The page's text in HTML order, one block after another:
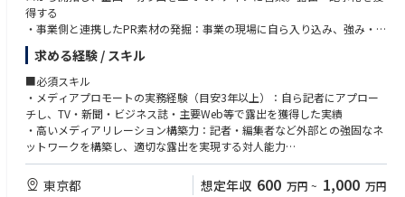
他社が企画制作、運用していたInstagramアカウントの改善。Z世代へのリ
ーチを狙い、若い女性が暮らしの中でニチレイフーズの製品を喫食するシ
ーンを投稿していたが、フォロワー数は約400程度に留まっていた。そこ
で、「食に関する情報発信を行うアカウント」という認知を確立し、フォ
ロワーを幅広く獲得したうえで、Z世代に向けてクリエイティブをチュー
ニングしていく計画を立案しました。製品を使ったレシピ動画や、家庭で
冷凍保存するアドバイスなど、ユーザーにとって有益な情報提供を行うこ
とでリーチを増やすことを提案。運用代行を始めて約4カ月で1万フォロワ
ーを達成。
得する
・事業側と連携したPR素材の発掘：事業の現場に自ら入り込み、強み・ネ
タを引き出して言語化し、実行まで担う
・広報実務：プレスリリース等の企画・執筆・配信、取材対応・調整
・認知拡大施策：イベント/ウェビナー/登壇の企画・実行
・効果測定と横展開：掲載クリッピング・効果測定、社内への共有と活用
提案
・守りの広報業務：公式SNS・サイト表記・プライバシーポリシー等の管
理
を広げる可能性があります。
求める経験 / スキル
■必須スキル
・メディアプロモートの実務経験（目安3年以上）：自ら記者にアプロー
チし、TV・新聞・ビジネス誌・主要Web等で露出を獲得した実績
・高いメディアリレーション構築力：記者・編集者など外部との強固なネ
ットワークを構築し、適切な露出を実現する対人能力
・高度な文章力/編集力：プレスリリースや社外向けメッセージなど、企業
のトーン＆マナーを体現した発信ができる能力
東京都 想定年収 600 万円 ~ 1,000 万円